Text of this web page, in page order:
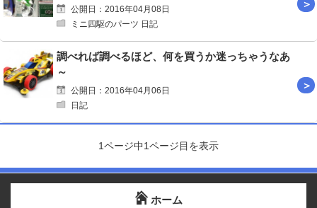
公開日：2016年04月08日
ミニ四駆のパーツ 日記
調べれば調べるほど、何を買うか迷っちゃうなあ
～
公開日：2016年04月06日
日記
1ページ中1ページ目を表示
ホーム